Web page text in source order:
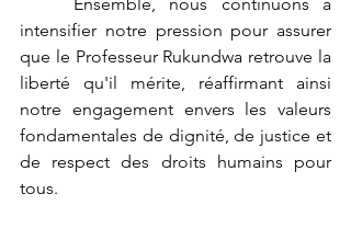
intensifier notre pression pour assurer
que le Professeur Rukundwa retrouve la
liberté qu'il mérite, réaffirmant ainsi
notre engagement envers les valeurs
fondamentales de dignité, de justice et
de respect des droits humains pour
tous.